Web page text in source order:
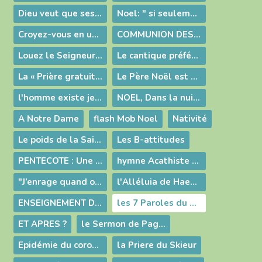
Dieu veut que ses enfants aient besoin les uns des autres
Noel: " si seulement... " ou "parce que..."
Croyez-vous en une vie après ?
COMMUNION DES SAINTS
Louez le Seigneur -Psaume 148
Le cantique préféré de J-S BACH
La « Prière gratuite » (St François)
Le Père Noël est un tueur
l'homme existe je l'ai rencontré (raymond Devos)
NOEL, Dans la nuit...
A Notre Dame
flash Mob Noel
Nativité
Le poids de la Sainte Messe
Les B-attitudes
PENTECOTE : Une image pour prier...
hymne Acathiste à la Mère de Dieu
"J’enrage quand on dit : “Dieu permet le mal.”
l'Alléluia de Haendel et la composition du " Messie"
ENSEIGNEMENT DU PERE LUC LEDROIT ARS VENDREDI SAINT 2019 LA CROIX
les 7 Paroles du Christ en Croix
ET APRES ?
le Sermon de Pagnol dans "Manon des Sources"
Epidémie du coronavirus ou épidémie de peur ?
la Priere du Skieur